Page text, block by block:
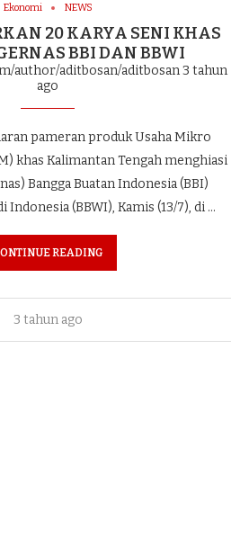
Ekonomi NEWS
20 KARYA SENI KHAS
BBI DAN BBWI
author/aditbosan/aditbosan3 tahun
ago
pameran produk Usaha Mikro
khas Kalimantan Tengah menghiasi
Bangga Buatan Indonesia (BBI)
Indonesia (BBWI), Kamis (13/7), di …
READING
3 tahun ago